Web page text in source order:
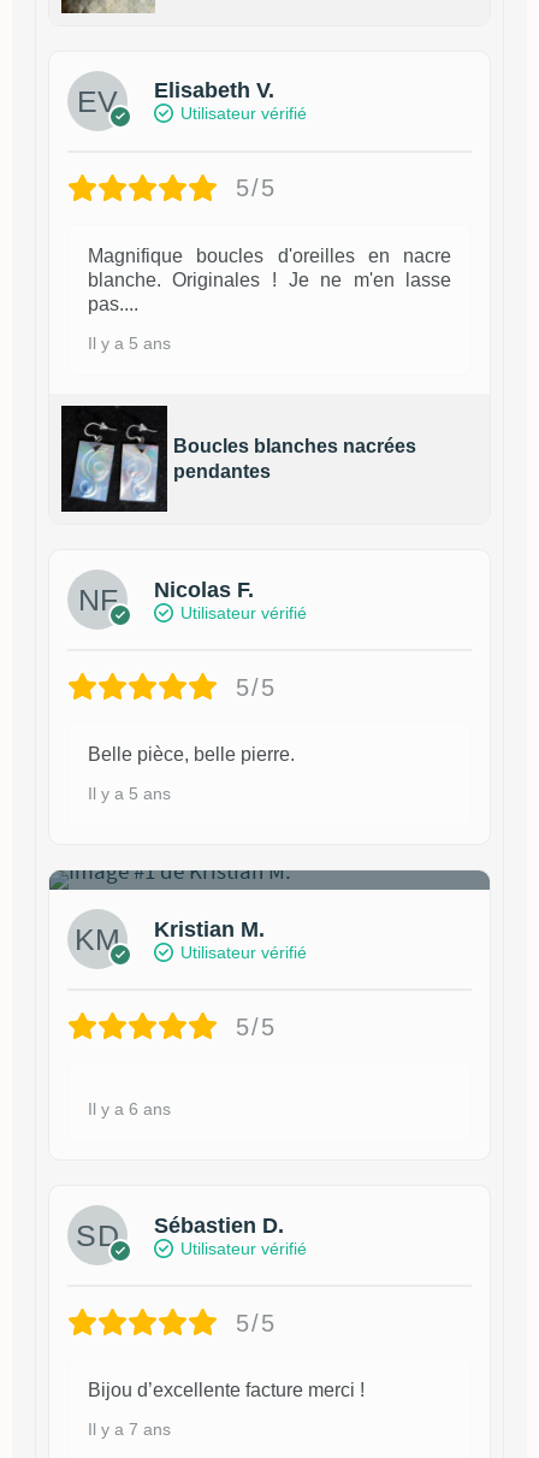
Elisabeth V.
Utilisateur vérifié
5/5
Magnifique boucles d'oreilles en nacre
blanche. Originales ! Je ne m'en lasse
pas....
Il y a 5 ans
Boucles blanches nacrées
pendantes
Nicolas F.
Utilisateur vérifié
5/5
Belle pièce, belle pierre.
Il y a 5 ans
Kristian M.
Utilisateur vérifié
5/5
Il y a 6 ans
Sébastien D.
Utilisateur vérifié
5/5
Bijou d’excellente facture merci !
Il y a 7 ans